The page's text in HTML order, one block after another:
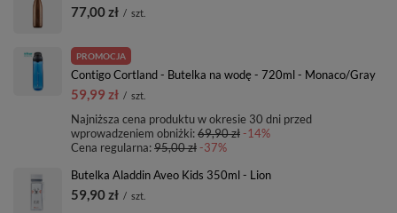
77,00 zł / szt.
PROMOCJA
Contigo Cortland - Butelka na wodę - 720ml - Monaco/Gray
59,99 zł / szt.
Najniższa cena produktu w okresie 30 dni przed
wprowadzeniem obniżki:69,90 zł-14%
Cena regularna:95,00 zł-37%
Butelka Aladdin Aveo Kids 350ml - Lion
59,90 zł / szt.